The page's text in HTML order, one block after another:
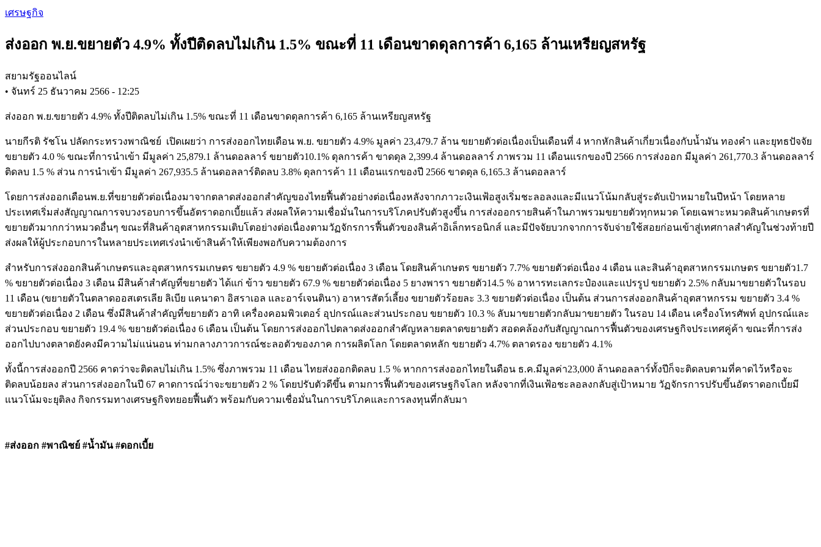
Skip
content
เศรษฐกิจ
ส่งออก พ.ย.ขยายตัว 4.9% ทั้งปีติดลบไม่เกิน 1.5% ขณะที่ 11 เดือนขาดดุลการค้า 6,165 ล้านเหรียญสหรัฐ
สยามรัฐออนไลน์
• จันทร์ 25 ธันวาคม 2566 - 12:25
ส่งออก พ.ย.ขยายตัว 4.9% ทั้งปีติดลบไม่เกิน 1.5% ขณะที่ 11 เดือนขาดดุลการค้า 6,165 ล้านเหรียญสหรัฐ
นายกีรติ รัชโน ปลัดกระทรวงพาณิชย์ เปิดเผยว่า การส่งออกไทยเดือน พ.ย. ขยายตัว 4.9% มูลค่า 23,479.7 ล้าน ขยายตัวต่อเนื่องเป็นเดือนที่ 4 หากหักสินค้าเกี่ยวเนื่องกับน้ำมัน ทองคำ และยุทธปัจจัย
ขยายตัว 4.0 % ขณะที่การนำเข้า มีมูลค่า 25,879.1 ล้านดอลลาร์ ขยายตัว10.1% ดุลการค้า ขาดดุล 2,399.4 ล้านดอลลาร์ ภาพรวม 11 เดือนแรกของปี 2566 การส่งออก มีมูลค่า 261,770.3 ล้านดอลลาร์
ติดลบ 1.5 % ส่วน การนำเข้า มีมูลค่า 267,935.5 ล้านดอลลาร์ติดลบ 3.8% ดุลการค้า 11 เดือนแรกของปี 2566 ขาดดุล 6,165.3 ล้านดอลลาร์
โดยการส่งออกเดือนพ.ย.ที่ขยายตัวต่อเนื่องมาจากตลาดส่งออกสำคัญของไทยฟื้นตัวอย่างต่อเนื่องหลังจากภาวะเงินเฟ้อสูงเริ่มชะลอลงและมีแนวโน้มกลับสู่ระดับเป้าหมายในปีหน้า โดยหลาย
ประเทศเริ่มส่งสัญญาณการจบวงรอบการขึ้นอัตราดอกเบี้ยแล้ว ส่งผลให้ความเชื่อมั่นในการบริโภคปรับตัวสูงขึ้น การส่งออกรายสินค้าในภาพรวมขยายตัวทุกหมวด โดยเฉพาะหมวดสินค้าเกษตรที่
ขยายตัวมากกว่าหมวดอื่นๆ ขณะที่สินค้าอุตสาหกรรมเติบโตอย่างต่อเนื่องตามวัฏจักรการฟื้นตัวของสินค้าอิเล็กทรอนิกส์ และมีปัจจัยบวกจากการจับจ่ายใช้สอยก่อนเข้าสู่เทศกาลสำคัญในช่วงท้ายปี
ส่งผลให้ผู้ประกอบการในหลายประเทศเร่งนำเข้าสินค้าให้เพียงพอกับความต้องการ
สำหรับการส่งออกสินค้าเกษตรและอุตสาหกรรมเกษตร ขยายตัว 4.9 % ขยายตัวต่อเนื่อง 3 เดือน โดยสินค้าเกษตร ขยายตัว 7.7% ขยายตัวต่อเนื่อง 4 เดือน และสินค้าอุตสาหกรรมเกษตร ขยายตัว1.7
% ขยายตัวต่อเนื่อง 3 เดือน มีสินค้าสำคัญที่ขยายตัว ได้แก่ ข้าว ขยายตัว 67.9 % ขยายตัวต่อเนื่อง 5 ยางพารา ขยายตัว14.5 % อาหารทะเลกระป๋องและแปรรูป ขยายตัว 2.5% กลับมาขยายตัวในรอบ
11 เดือน (ขยายตัวในตลาดออสเตรเลีย ลิเบีย แคนาดา อิสราเอล และอาร์เจนตินา) อาหารสัตว์เลี้ยง ขยายตัวร้อยละ 3.3 ขยายตัวต่อเนื่อง เป็นต้น ส่วนการส่งออกสินค้าอุตสาหกรรม ขยายตัว 3.4 %
ขยายตัวต่อเนื่อง 2 เดือน ซึ่งมีสินค้าสำคัญที่ขยายตัว อาทิ เครื่องคอมพิวเตอร์ อุปกรณ์และส่วนประกอบ ขยายตัว 10.3 % ลับมาขยายตัวกลับมาขยายตัว ในรอบ 14 เดือน เครื่องโทรศัพท์ อุปกรณ์และ
ส่วนประกอบ ขยายตัว 19.4 % ขยายตัวต่อเนื่อง 6 เดือน เป็นต้น โดยการส่งออกไปตลาดส่งออกสำคัญหลายตลาดขยายตัว สอดคล้องกับสัญญาณการฟื้นตัวของเศรษฐกิจประเทศคู่ค้า ขณะที่การส่ง
ออกไปบางตลาดยังคงมีความไม่แน่นอน ท่ามกลางภาวการณ์ชะลอตัวของภาค การผลิตโลก โดยตลาดหลัก ขยายตัว 4.7% ตลาดรอง ขยายตัว 4.1%
ทั้งนี้การส่งออกปี 2566 คาดว่าจะติดลบไม่เกิน 1.5% ซึ่งภาพรวม 11 เดือน ไทยส่งออกติดลบ 1.5 % หากการส่งออกไทยในดือน ธ.ค.มีมูลค่า23,000 ล้านดอลลาร์ทั้งปีก็จะติดลบตามที่คาดไว้หรือจะ
ติดลบน้อยลง ส่วนการส่งออกในปี 67 คาดการณ์ว่าจะขยายตัว 2 % โดยปรับตัวดีขึ้น ตามการฟื้นตัวของเศรษฐกิจโลก หลังจากที่เงินเฟ้อชะลอลงกลับสู่เป้าหมาย วัฏจักรการปรับขึ้นอัตราดอกเบี้ยมี
แนวโน้มจะยุติลง กิจกรรมทางเศรษฐกิจทยอยฟื้นตัว พร้อมกับความเชื่อมั่นในการบริโภคและการลงทุนที่กลับมา
#ส่งออก #พาณิชย์ #น้ำมัน #ดอกเบี้ย